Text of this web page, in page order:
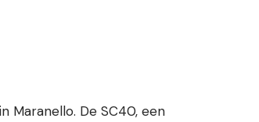
Maranello. De SC40, een